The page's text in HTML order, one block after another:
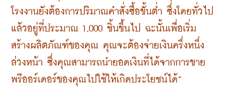
โรงงานยังต้องการปริมาณคำสั่งซื้อขั้นต่ำ ซึ่งโดยทั่วไป
แล้วอยู่ที่ประมาณ 1,000 ชิ้นขึ้นไป ฉะนั้นเพื่อเริ่ม
สร้างผลิตภัณฑ์ของคุณ คุณจะต้องจ่ายเงินครึ่งหนึ่ง
ล่วงหน้า ซึ่งคุณสามารถนำยอดเงินที่ได้จากการขาย
พรีออร์เดอร์ของคุณไปใช้ให้เกิดประโยชน์ได้”